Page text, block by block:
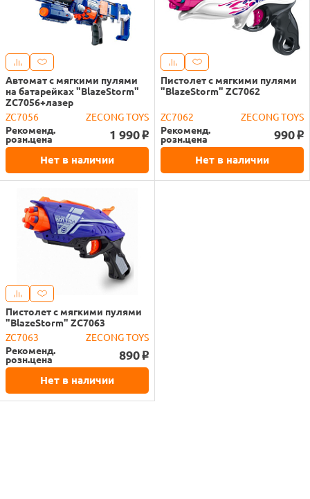
Автомат с мягкими пулями
на батарейках "BlazeStorm"
ZC7056+лазер
ZC7056
ZECONG TOYS
Рекоменд.
розн.цена 1 990 o
Нет в наличии
Пистолет с мягкими пулями
"BlazeStorm" ZC7062
ZC7062
ZECONG TOYS
Рекоменд.
розн.цена 990 o
Нет в наличии
Пистолет с мягкими пулями
"BlazeStorm" ZC7063
ZC7063
ZECONG TOYS
Рекоменд.
розн.цена 890 o
Нет в наличии